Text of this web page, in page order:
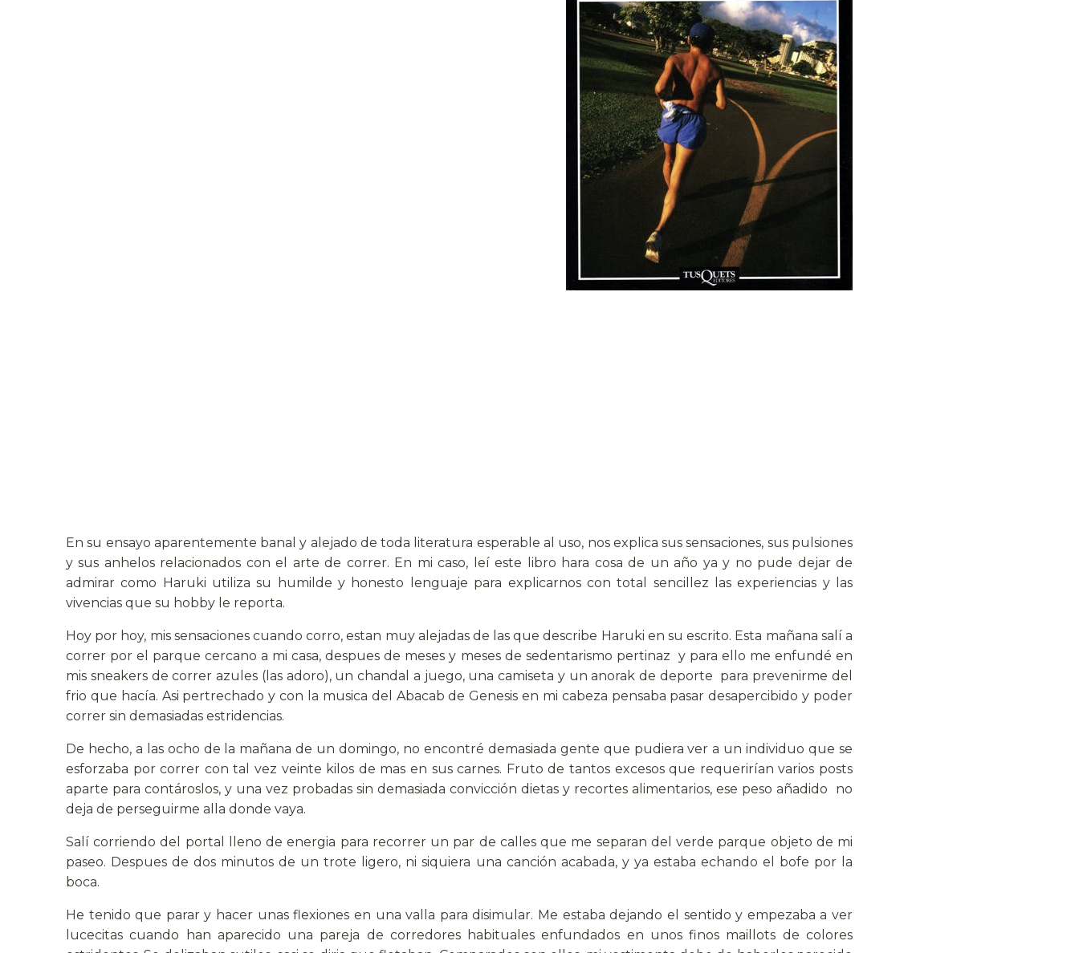
En su ensayo aparentemente banal y alejado de toda literatura esperable al uso, nos explica sus sensaciones, sus pulsiones
y sus anhelos relacionados con el arte de correr. En mi caso, leí este libro hara cosa de un año ya y no pude dejar de
admirar como Haruki utiliza su humilde y honesto lenguaje para explicarnos con total sencillez las experiencias y las
vivencias que su hobby le reporta.
Hoy por hoy, mis sensaciones cuando corro, estan muy alejadas de las que describe Haruki en su escrito. Esta mañana salí a
correr por el parque cercano a mi casa, despues de meses y meses de sedentarismo pertinaz y para ello me enfundé en
mis sneakers de correr azules (las adoro), un chandal a juego, una camiseta y un anorak de deporte para prevenirme del
frio que hacía. Asi pertrechado y con la musica del Abacab de Genesis en mi cabeza pensaba pasar desapercibido y poder
correr sin demasiadas estridencias.
De hecho, a las ocho de la mañana de un domingo, no encontré demasiada gente que pudiera ver a un individuo que se
esforzaba por correr con tal vez veinte kilos de mas en sus carnes. Fruto de tantos excesos que requerirían varios posts
aparte para contároslos, y una vez probadas sin demasiada convicción dietas y recortes alimentarios, ese peso añadido no
deja de perseguirme alla donde vaya.
Salí corriendo del portal lleno de energia para recorrer un par de calles que me separan del verde parque objeto de mi
paseo. Despues de dos minutos de un trote ligero, ni siquiera una canción acabada, y ya estaba echando el bofe por la
boca.
He tenido que parar y hacer unas flexiones en una valla para disimular. Me estaba dejando el sentido y empezaba a ver
lucecitas cuando han aparecido una pareja de corredores habituales enfundados en unos finos maillots de colores